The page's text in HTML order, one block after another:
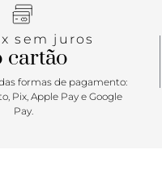
sem juros
cartão
formas de pagamento:
Pix, Apple Pay e Google
Pay.